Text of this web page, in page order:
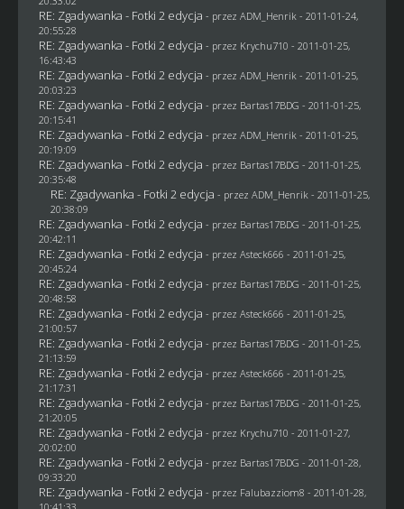
RE: Zgadywanka - Fotki 2 edycja - przez ADM_Henrik - 2011-01-24,
20:55:28
RE: Zgadywanka - Fotki 2 edycja - przez Krychu710 - 2011-01-25,
16:43:43
RE: Zgadywanka - Fotki 2 edycja - przez ADM_Henrik - 2011-01-25,
20:03:23
RE: Zgadywanka - Fotki 2 edycja - przez Bartas17BDG - 2011-01-25,
20:15:41
RE: Zgadywanka - Fotki 2 edycja - przez ADM_Henrik - 2011-01-25,
20:19:09
RE: Zgadywanka - Fotki 2 edycja - przez Bartas17BDG - 2011-01-25,
20:35:48
RE: Zgadywanka - Fotki 2 edycja - przez ADM_Henrik - 2011-01-25,
20:38:09
RE: Zgadywanka - Fotki 2 edycja - przez Bartas17BDG - 2011-01-25,
20:42:11
RE: Zgadywanka - Fotki 2 edycja - przez Asteck666 - 2011-01-25,
20:45:24
RE: Zgadywanka - Fotki 2 edycja - przez Bartas17BDG - 2011-01-25,
20:48:58
RE: Zgadywanka - Fotki 2 edycja - przez Asteck666 - 2011-01-25,
21:00:57
RE: Zgadywanka - Fotki 2 edycja - przez Bartas17BDG - 2011-01-25,
21:13:59
RE: Zgadywanka - Fotki 2 edycja - przez Asteck666 - 2011-01-25,
21:17:31
RE: Zgadywanka - Fotki 2 edycja - przez Bartas17BDG - 2011-01-25,
21:20:05
RE: Zgadywanka - Fotki 2 edycja - przez Krychu710 - 2011-01-27,
20:02:00
RE: Zgadywanka - Fotki 2 edycja - przez Bartas17BDG - 2011-01-28,
09:33:20
RE: Zgadywanka - Fotki 2 edycja - przez Falubazziom8 - 2011-01-28,